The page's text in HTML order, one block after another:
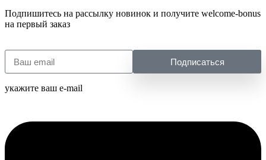
Подпишитесь на рассылку новинок и получите welcome-bonus
на первый заказ
Подписаться
укажите ваш e-mail